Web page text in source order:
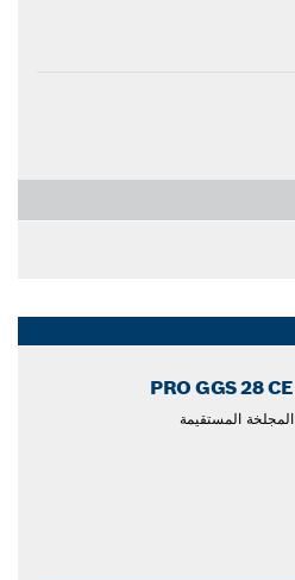
PRO GGS 28 CE
المجلخة المستقيمة